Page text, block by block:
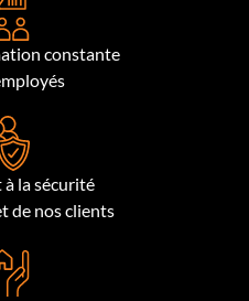
constante
la sécurité
de nos clients